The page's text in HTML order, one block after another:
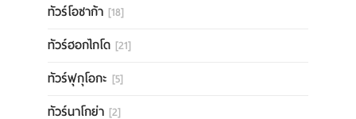
ทัวร์โอซาก้า [18]
ทัวร์ฮอกไกโด [21]
ทัวร์ฟุกุโอกะ [5]
ทัวร์นาโกย่า [2]